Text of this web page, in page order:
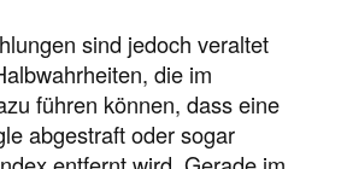
sind jedoch veraltet
die im
führen können, dass eine
abgestraft oder sogar